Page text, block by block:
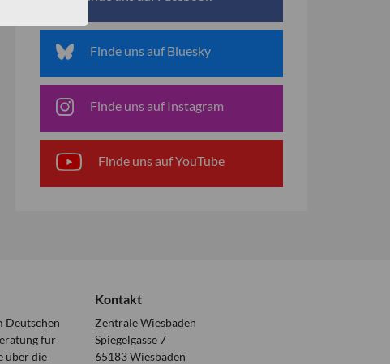
Finde uns auf Bluesky
Finde uns auf Instagram
Finde uns auf YouTube
Deutschen
für
über die
Kontakt
Zentrale Wiesbaden
Spiegelgasse 7
65183 Wiesbaden